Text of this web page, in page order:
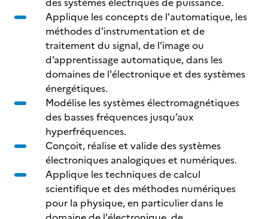
Applique les concepts de l'automatique, les
méthodes d’instrumentation et de
traitement du signal, de l’image ou
d’apprentissage automatique, dans les
domaines de l'électronique et des systèmes
énergétiques.
Modélise les systèmes électromagnétiques
des basses fréquences jusqu’aux
hyperfréquences.
Conçoit, réalise et valide des systèmes
électroniques analogiques et numériques.
Applique les techniques de calcul
scientifique et des méthodes numériques
pour la physique, en particulier dans le